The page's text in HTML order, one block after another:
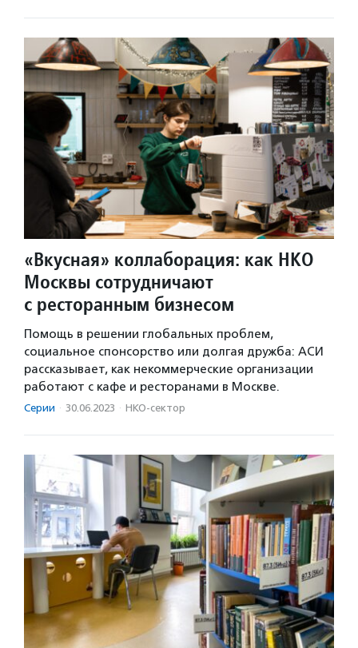
«Вкусная» коллаборация: как НКО
Москвы сотрудничают
с ресторанным бизнесом
Помощь в решении глобальных проблем,
социальное спонсорство или долгая дружба: АСИ
рассказывает, как некоммерческие организации
работают с кафе и ресторанами в Москве.
Серии · 30.06.2023 · НКО-сектор